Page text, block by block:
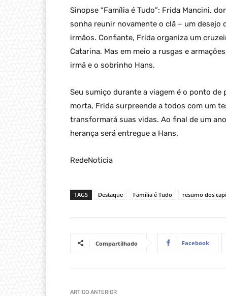
Sinopse “Família é Tudo”: Frida Mancini,
sonha reunir novamente o clã – um desejo
irmãos. Confiante, Frida organiza um
Catarina. Mas em meio a rusgas e
irmã e o sobrinho Hans.
Seu sumiço durante a viagem é o ponto
morta, Frida surpreende a todos com um
transformará suas vidas. Ao final de um
herança será entregue a Hans.
RedeNoticia
TAGS Destaque Família é Tudo resumo dos
Compartilhado Facebook
ARTIGO ANTERIOR